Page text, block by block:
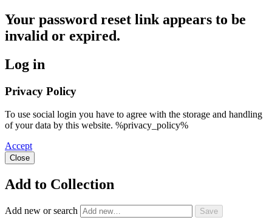
Your password reset link appears to be
invalid or expired.
Log in
Privacy Policy
To use social login you have to agree with the storage and handling
of your data by this website. %privacy_policy%
Accept
Close
Add to Collection
Add new or search